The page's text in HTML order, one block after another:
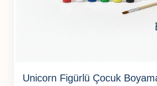
Unicorn Figürlü Çocuk